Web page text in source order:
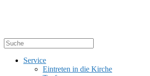
SUCHE
Service
Eintreten in die Kirche